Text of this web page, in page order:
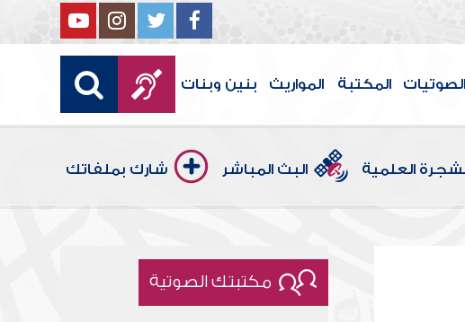
الصوتيات المكتبة المواريث بنين وبنات
العلمية البث المباشر شارك بملفاتك
مكتبتك الصوتية